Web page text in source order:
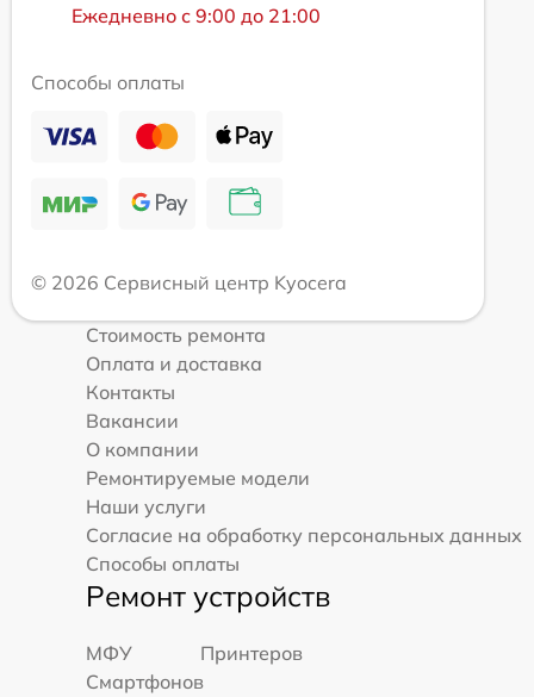
Ежедневно с 9:00 до 21:00
Способы оплаты
© 2026 Сервисный центр Kyocera
Стоимость ремонта
Оплата и доставка
Контакты
Вакансии
О компании
Ремонтируемые модели
Наши услуги
Согласие на обработку персональных данных
Способы оплаты
Ремонт устройств
МФУ
Принтеров
Смартфонов